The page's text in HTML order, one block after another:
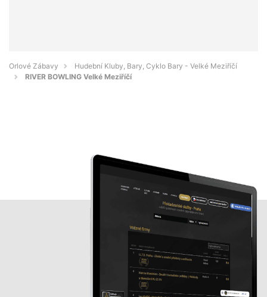
Orlové Zábavy
Hudební Kluby, Bary, Cyklo Bary - Velké Meziříčí
RIVER BOWLING Velké Meziříčí